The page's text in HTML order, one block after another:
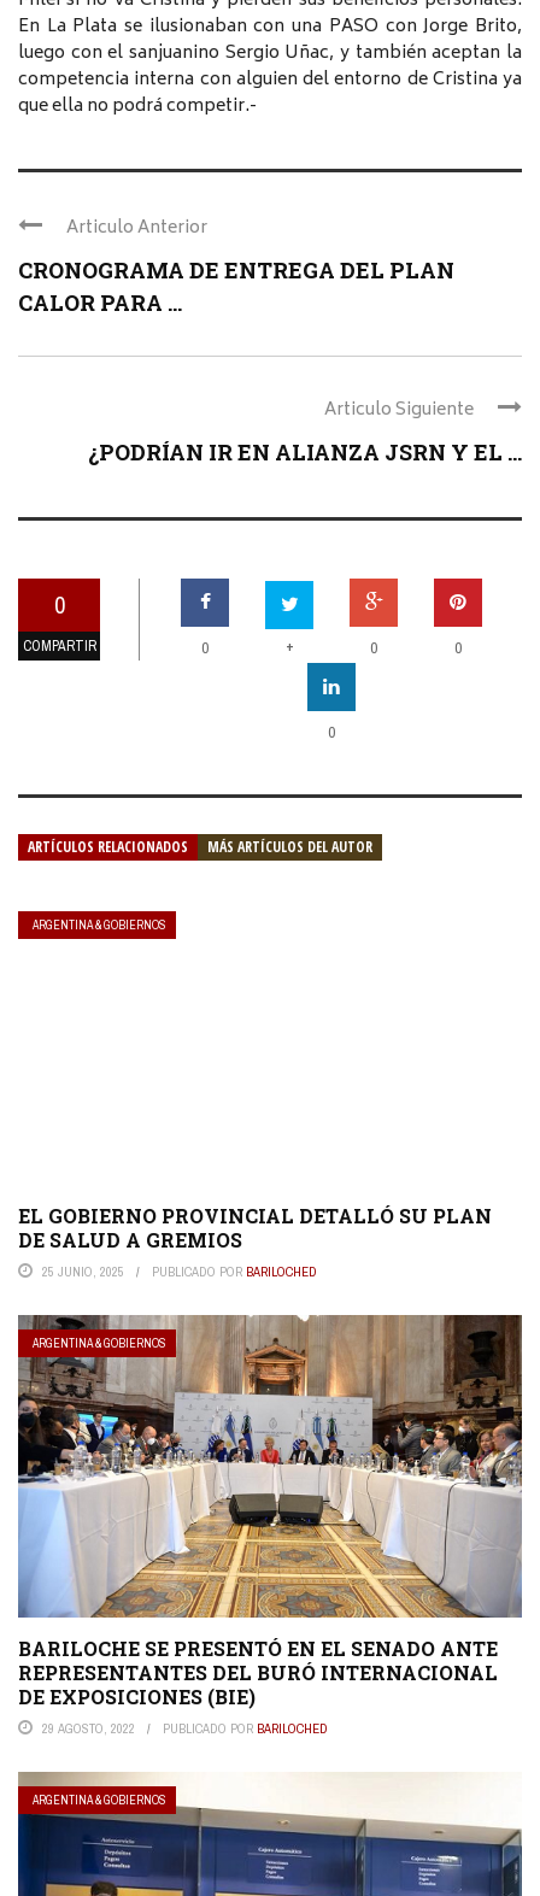
En La Plata se ilusionaban con una PASO con Jorge Brito,
luego con el sanjuanino Sergio Uñac, y también aceptan la
competencia interna con alguien del entorno de Cristina ya
que ella no podrá competir.-
Articulo Anterior
CRONOGRAMA DE ENTREGA DEL PLAN
CALOR PARA ...
Articulo Siguiente
¿PODRÍAN IR EN ALIANZA JSRN Y EL ...
0
COMPARTIR 0 + 0 0
0
ARTÍCULOS RELACIONADOS MÁS ARTÍCULOS DEL AUTOR
ARGENTINA & GOBIERNOS
EL GOBIERNO PROVINCIAL DETALLÓ SU PLAN
DE SALUD A GREMIOS
25 JUNIO, 2025 PUBLICADO POR BARILOCHED
ARGENTINA & GOBIERNOS
BARILOCHE SE PRESENTÓ EN EL SENADO ANTE
REPRESENTANTES DEL BURÓ INTERNACIONAL
DE EXPOSICIONES (BIE)
29 AGOSTO, 2022 PUBLICADO POR BARILOCHED
ARGENTINA & GOBIERNOS